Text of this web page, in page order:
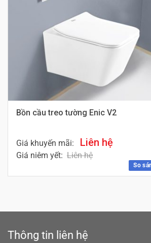
So
Bồn cầu treo tường Enic V2
Giá khuyến mãi: Liên hệ
Giá niêm yết: Liên hệ
Thông tin liên hệ